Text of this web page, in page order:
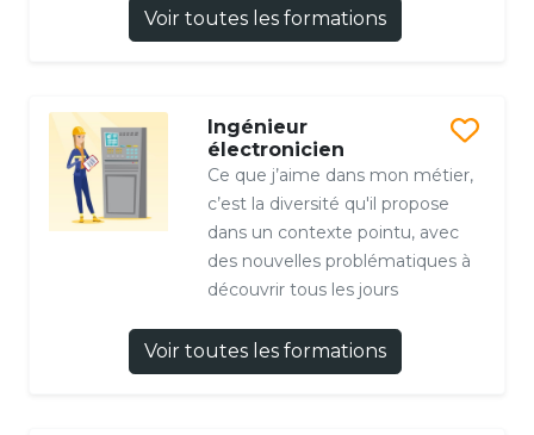
Voir toutes les formations
Ingénieur
électronicien
Ce que j’aime dans mon métier,
c’est la diversité qu'il propose
dans un contexte pointu, avec
des nouvelles problématiques à
découvrir tous les jours
Voir toutes les formations